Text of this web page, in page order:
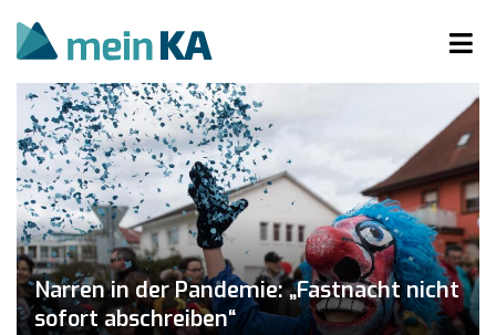
Narren in der Pandemie: „Fastnacht nicht
sofort abschreiben“